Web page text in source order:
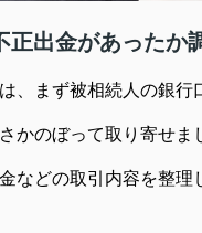
出金があったか
、まず被相続人の銀行
かのぼって取り寄せま
などの取引内容を整